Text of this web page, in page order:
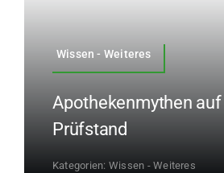
Wissen - Weiteres
Apothekenmythen
Prüfstand
Kategorien: Wissen - Weiteres